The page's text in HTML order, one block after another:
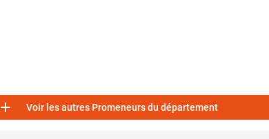
 Voir les autres Promeneurs du département